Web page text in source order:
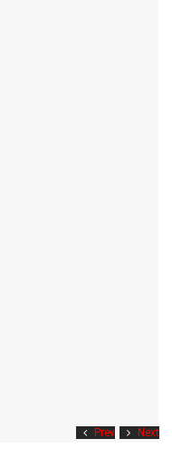
Prev Next